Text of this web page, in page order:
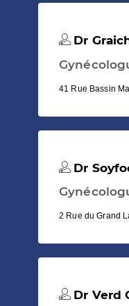
Dr
41 Rue Bassin
Dr
2 Rue du Grand
Dr Verd